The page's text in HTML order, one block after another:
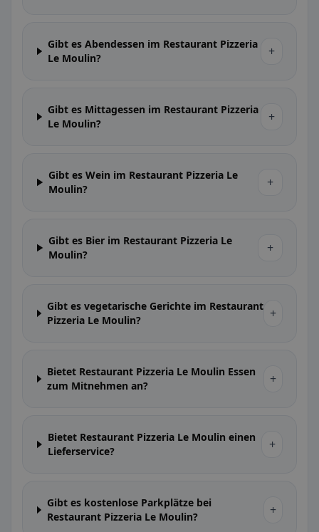
Gibt es Abendessen im Restaurant Pizzeria
Le Moulin?
+
Gibt es Mittagessen im Restaurant Pizzeria
Le Moulin?
+
Gibt es Wein im Restaurant Pizzeria Le
Moulin?
+
Gibt es Bier im Restaurant Pizzeria Le
Moulin?
+
Gibt es vegetarische Gerichte im Restaurant
Pizzeria Le Moulin?
+
Bietet Restaurant Pizzeria Le Moulin Essen
zum Mitnehmen an?
+
Bietet Restaurant Pizzeria Le Moulin einen
Lieferservice?
+
Gibt es kostenlose Parkplätze bei
Restaurant Pizzeria Le Moulin?
+